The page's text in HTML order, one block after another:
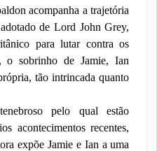
acompanha a trajetória
de Lord John Grey,
para lutar contra os
o sobrinho de Jamie, Ian
tão intrincada quanto
pelo qual estão
acontecimentos recentes,
expõe Jamie e Ian a uma